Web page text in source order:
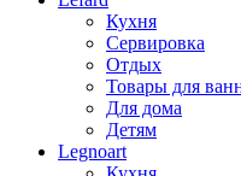
Кухня
Сервировка
Отдых
Товары для
Для дома
Детям
Legnoart